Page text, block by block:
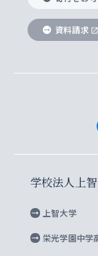
総合人
経済
グロー
アメリ
メデ
水稀少
先進機
企業の
学費・奨
学部入
国によ
大学院
海外
ダイバ
上智大学
父母
学外と
上智大学
上智
英文広
上智大
上智大
上智大
上智大学
上智大学
上智大
キャンパ
資料請求
学校法人上
上智大学
栄光学園中学